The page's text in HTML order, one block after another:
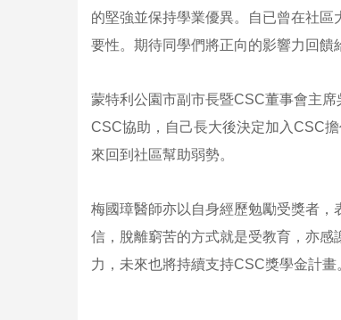
的堅強並保持學業優異。自已曾在社
要性。期待同學們將正向的影響力回饋
蒙特利公園市副市長暨CSC董事會主
CSC協助，自己長大後決定加入CSC
來回到社區幫助弱勢。
梅國璋醫師亦以自身經歷勉勵受獎者
信，脫離窮苦的方式就是受教育，亦
力，未來也將持續支持CSC獎學金計畫